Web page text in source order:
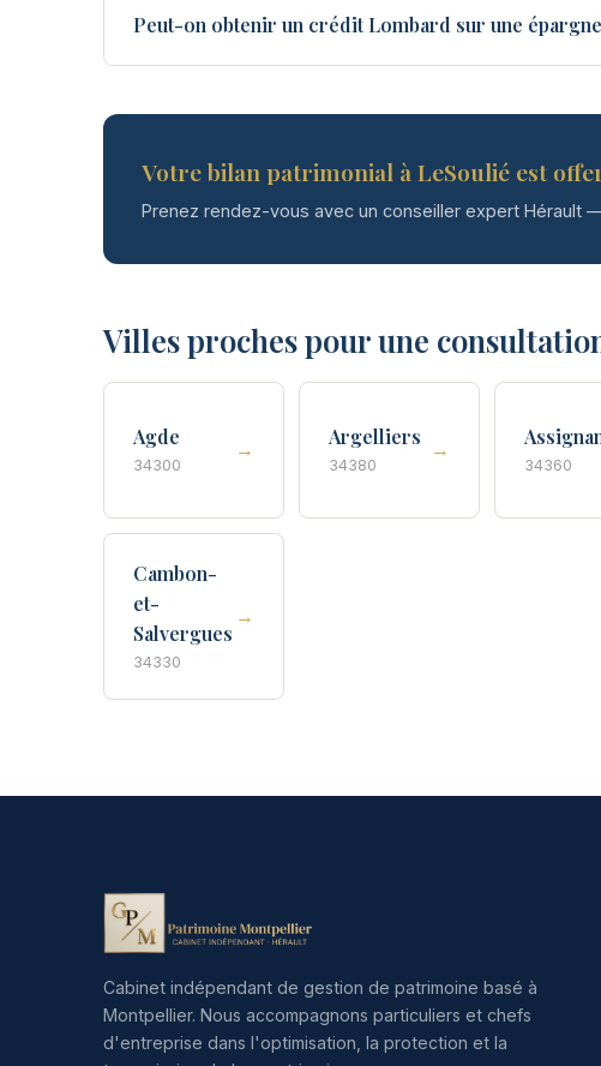
Peut-on obtenir un crédit Lombard sur une
Votre bilan patrimonial à LeSoulié est
Prenez rendez-vous avec un conseiller expert Hérault
Villes proches pour une
Agde
34300
→
Argelliers
34380
→
34360
Cambon-
et-
Salvergues
34330
→
Cabinet indépendant de gestion de patrimoine basé à
Montpellier. Nous accompagnons particuliers et chefs
d'entreprise dans l'optimisation, la protection et la